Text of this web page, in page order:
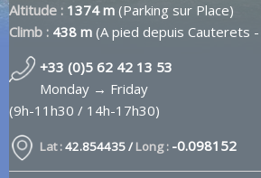
Altitude : 1374 m (Parking sur Place)
Climb : 438 m (A pied depuis Cauterets
+33 (0)5 62 42 13 53
Monday → Friday
(9h-11h30 / 14h-17h30)
Lat :42.854435 / Long : -0.098152